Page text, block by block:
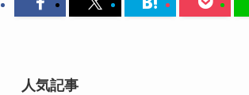
人気記事